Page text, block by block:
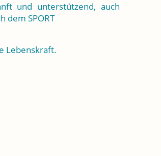
und unterstützend, auch
dem SPORT
Lebenskraft.